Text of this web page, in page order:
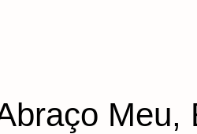
Meu,